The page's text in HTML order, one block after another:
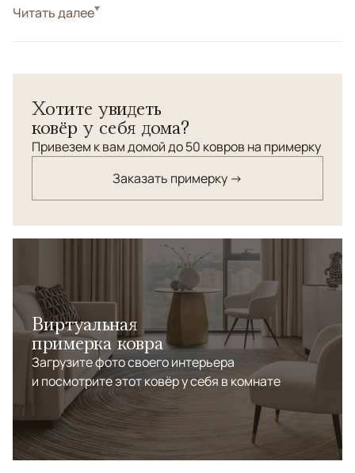
СтильКлассические
изумрудном цвете. Шерсть высшей категории.
Читать далее
Хотите увидеть
ковёр у себя дома?
Привезем к вам домой до 50 ковров на примерку
Заказать примерку →
Виртуальная
примерка ковра
Загрузите фото своего интерьера
и посмотрите этот ковёр у себя в комнате